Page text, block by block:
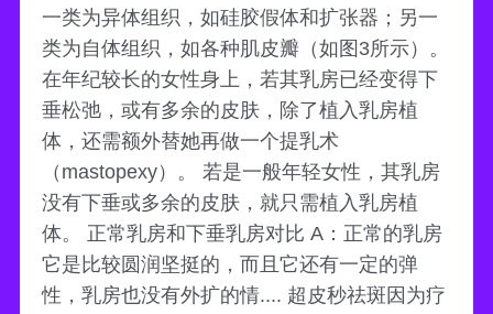
一类为异体组织，如硅胶假体和扩张器；另一
类为自体组织，如各种肌皮瓣（如图3所示）。
在年纪较长的女性身上，若其乳房已经变得下
垂松弛，或有多余的皮肤，除了植入乳房植
体，还需额外替她再做一个提乳术
（mastopexy）。 若是一般年轻女性，其乳房
没有下垂或多余的皮肤，就只需植入乳房植
体。 正常乳房和下垂乳房对比 A：正常的乳房
它是比较圆润坚挺的，而且它还有一定的弹
性，乳房也没有外扩的情.... 超皮秒祛斑因为疗